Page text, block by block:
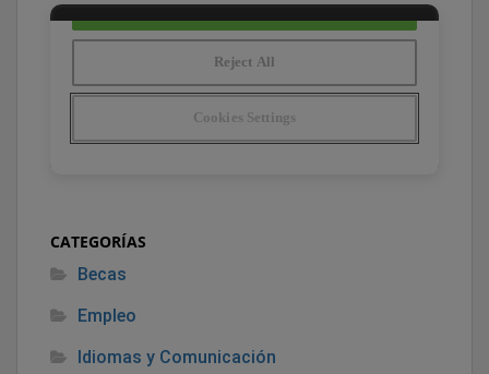
CATEGORÍAS
Becas
Empleo
Idiomas y Comunicación